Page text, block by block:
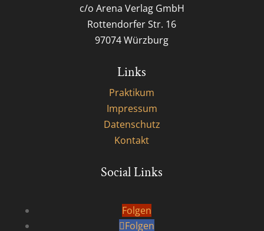
c/o Arena Verlag GmbH
Rottendorfer Str. 16
97074 Würzburg
Links
Praktikum
Impressum
Datenschutz
Kontakt
Social Links
Folgen
Folgen